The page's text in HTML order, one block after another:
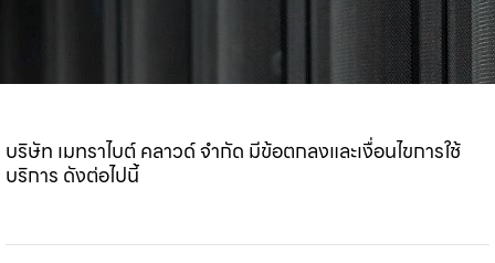
บริษัท เมทราไบต์ คลาวด์ จำกัด มีข้อตกลงและเงื่อนไขการใช้
บริการ ดังต่อไปนี้